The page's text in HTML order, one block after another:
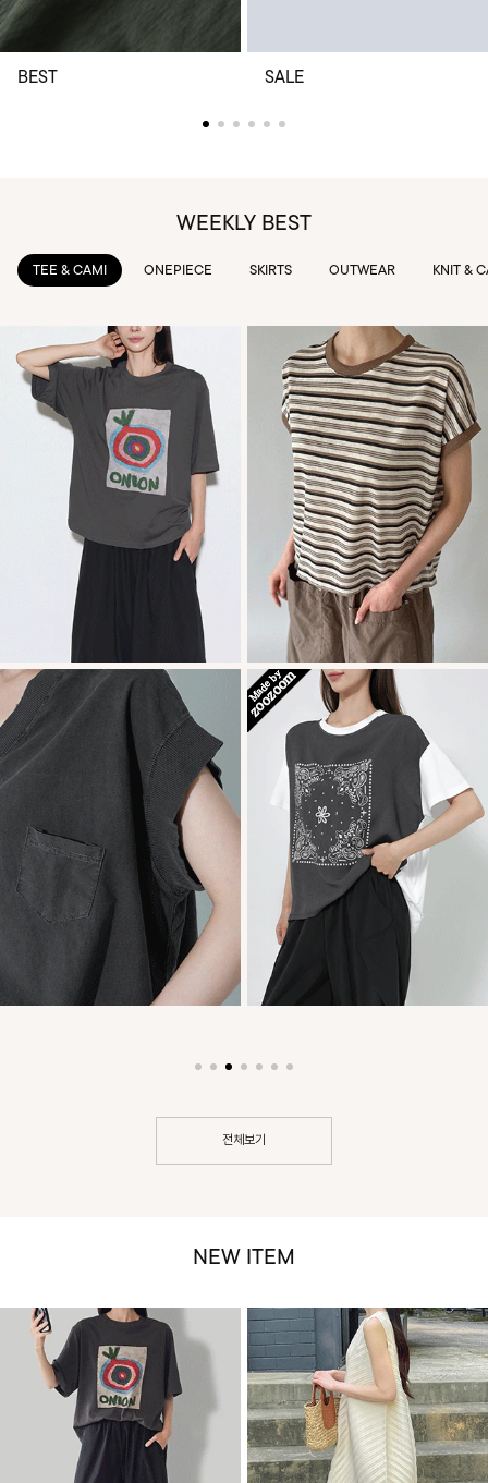
BEST SALE
WEEKLY BEST
TEE & CAMI ONEPIECE SKIRTS OUTWEAR KNIT &
전체보기
NEW ITEM